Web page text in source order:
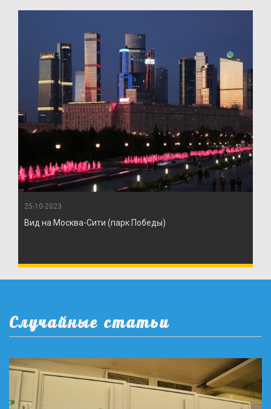
25-10-2023
Вид на Москва-Сити (парк Победы)
Случайные статьи